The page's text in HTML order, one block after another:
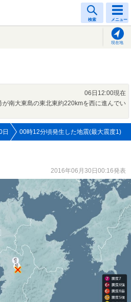
検索 メニュー
現在地
06日12:00現在
が南大東島の東北東約220kmを西に進んでい
00時12分頃発生した地震(最大震度1)
2016年06月30日00:16発表